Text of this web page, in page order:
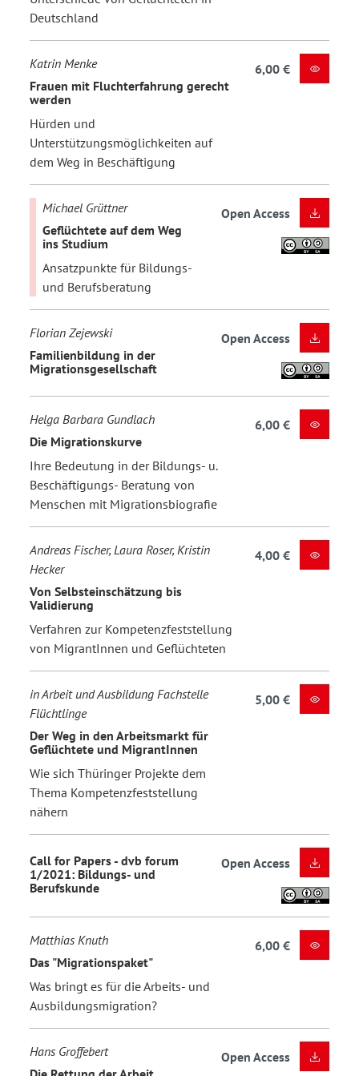
Deutschland
Katrin Menke
Frauen mit Fluchterfahrung gerecht
werden
Hürden und
Unterstützungsmöglichkeiten auf
dem Weg in Beschäftigung
6,00 €
Michael Grüttner
Geflüchtete auf dem Weg
ins Studium
Ansatzpunkte für Bildungs-
und Berufsberatung
Open Access
Florian Zejewski
Familienbildung in der
Migrationsgesellschaft
Open Access
Helga Barbara Gundlach
Die Migrationskurve
Ihre Bedeutung in der Bildungs- u.
Beschäftigungs- Beratung von
Menschen mit Migrationsbiografie
6,00 €
Andreas Fischer, Laura Roser, Kristin
Hecker
Von Selbsteinschätzung bis
Validierung
Verfahren zur Kompetenzfeststellung
von MigrantInnen und Geflüchteten
4,00 €
in Arbeit und Ausbildung Fachstelle
Flüchtlinge
Der Weg in den Arbeitsmarkt für
Geflüchtete und MigrantInnen
Wie sich Thüringer Projekte dem
Thema Kompetenzfeststellung
nähern
5,00 €
Call for Papers - dvb forum
1/2021: Bildungs- und
Berufskunde
Open Access
Matthias Knuth
Das "Migrationspaket"
Was bringt es für die Arbeits- und
Ausbildungsmigration?
6,00 €
Hans Groffebert
Open Access